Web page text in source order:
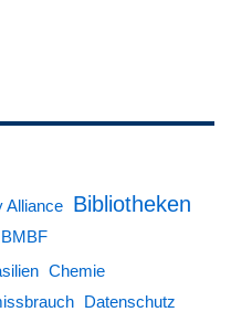
Alliance Bibliotheken
BMBF
Chemie
Datenschutz